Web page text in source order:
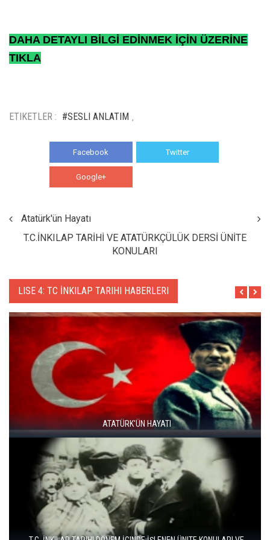
DAHA DETAYLI BİLGİ EDİNMEK İÇİN ÜZERİNE
TIKLA
ETIKETLER : #SESLI ANLATIM ,
Facebook Twitter
Google+
Atatürk'ün Hayatı
T.C.İNKILAP TARİHİ VE ATATÜRKÇÜLÜK DERSİ ÜNİTE
KONULARI
LISE 4: TC İNKILAP TARIHI HABERLERI
ATATÜRK'ÜN HAYATI